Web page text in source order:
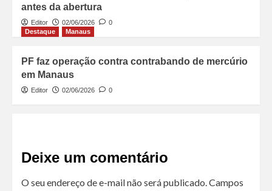
antes da abertura
Editor 02/06/2026
0
Destaque
Manaus
PF faz operação contra contrabando de mercúrio
em Manaus
Editor 02/06/2026 0
Deixe um comentário
O seu endereço de e-mail não será publicado.Campos